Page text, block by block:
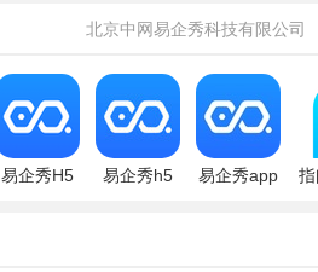
北京中网易企秀科技有限公司
易企秀H5
易企秀h5
易企秀app